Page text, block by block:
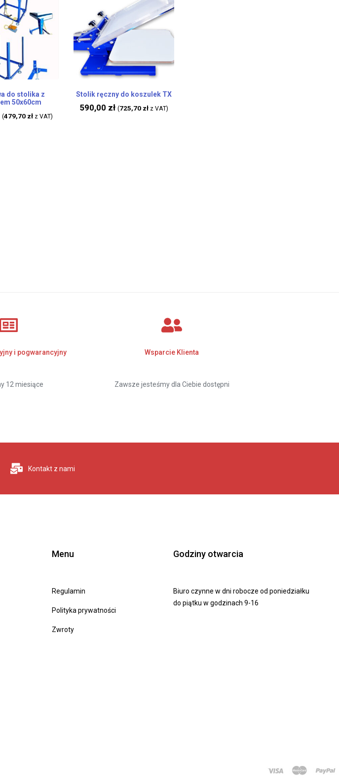
do stolika z
50x60cm
(479,70 zł z VAT)
Stolik ręczny do koszulek TX
590,00 zł (725,70 zł z VAT)
i pogwarancyjny
12 miesiące
Wsparcie Klienta
Zawsze jesteśmy dla Ciebie dostępni
Kontakt z nami
Menu
Regulamin
Polityka prywatności
Zwroty
Godziny otwarcia
Biuro czynne w dni robocze od poniedziałku
do piątku w godzinach 9-16